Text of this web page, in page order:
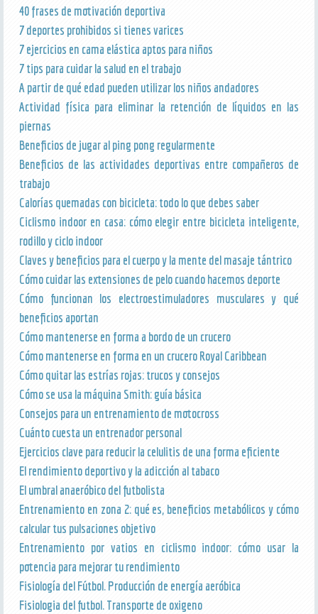
40 frases de motivación deportiva
7 deportes prohibidos si tienes varices
7 ejercicios en cama elástica aptos para niños
7 tips para cuidar la salud en el trabajo
A partir de qué edad pueden utilizar los niños andadores
Actividad física para eliminar la retención de líquidos en las
piernas
Beneficios de jugar al ping pong regularmente
Beneficios de las actividades deportivas entre compañeros de
trabajo
Calorías quemadas con bicicleta: todo lo que debes saber
Ciclismo indoor en casa: cómo elegir entre bicicleta inteligente,
rodillo y ciclo indoor
Claves y beneficios para el cuerpo y la mente del masaje tántrico
Cómo cuidar las extensiones de pelo cuando hacemos deporte
Cómo funcionan los electroestimuladores musculares y qué
beneficios aportan
Cómo mantenerse en forma a bordo de un crucero
Cómo mantenerse en forma en un crucero Royal Caribbean
Cómo quitar las estrías rojas: trucos y consejos
Cómo se usa la máquina Smith: guía básica
Consejos para un entrenamiento de motocross
Cuánto cuesta un entrenador personal
Ejercicios clave para reducir la celulitis de una forma eficiente
El rendimiento deportivo y la adicción al tabaco
El umbral anaeróbico del futbolista
Entrenamiento en zona 2: qué es, beneficios metabólicos y cómo
calcular tus pulsaciones objetivo
Entrenamiento por vatios en ciclismo indoor: cómo usar la
potencia para mejorar tu rendimiento
Fisiología del Fútbol. Producción de energía aeróbica
Fisiologia del futbol. Transporte de oxigeno